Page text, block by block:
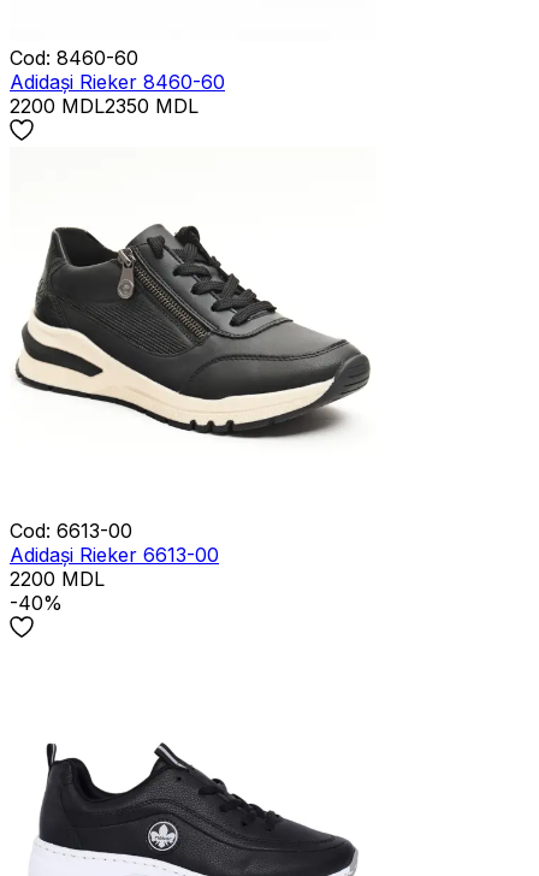
Cod: 8460-60
Adidași Rieker 8460-60
2200 MDL2350 MDL
Cod: 6613-00
Adidași Rieker 6613-00
2200 MDL
-40%